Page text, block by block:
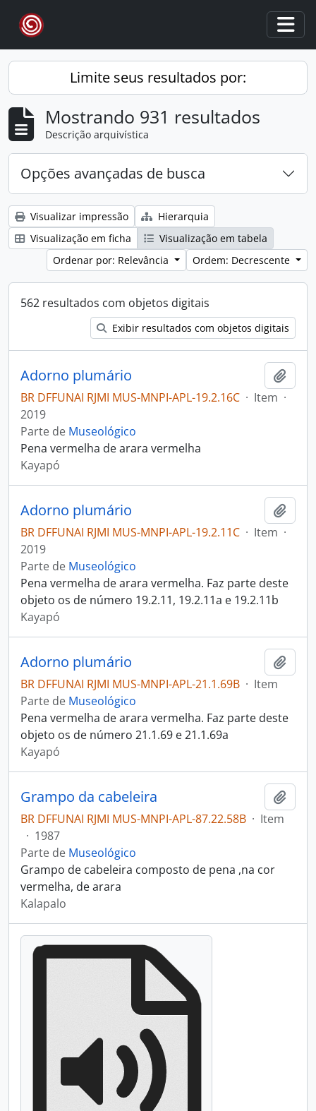
Skip to main content
Limite seus resultados por:
Mostrando 931 resultados
Descrição arquivística
Opções avançadas de busca
Visualizar impressão
Hierarquia
Visualização em ficha
Visualização em tabela
Ordenar por: Relevância
Ordem: Decrescente
562 resultados com objetos digitais
Exibir resultados com objetos digitais
Adorno plumário
BR DFFUNAI RJMI MUS-MNPI-APL-19.2.16C · Item ·
2019
Parte de Museológico
Pena vermelha de arara vermelha
Kayapó
Adorno plumário
BR DFFUNAI RJMI MUS-MNPI-APL-19.2.11C · Item ·
2019
Parte de Museológico
Pena vermelha de arara vermelha. Faz parte deste
objeto os de número 19.2.11, 19.2.11a e 19.2.11b
Kayapó
Adorno plumário
BR DFFUNAI RJMI MUS-MNPI-APL-21.1.69B · Item
Parte de Museológico
Pena vermelha de arara vermelha. Faz parte deste
objeto os de número 21.1.69 e 21.1.69a
Kayapó
Grampo da cabeleira
BR DFFUNAI RJMI MUS-MNPI-APL-87.22.58B · Item
· 1987
Parte de Museológico
Grampo de cabeleira composto de pena ,na cor
vermelha, de arara
Kalapalo